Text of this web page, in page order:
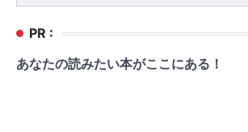
索:
PR :
あなたの読みたい本がここにある！